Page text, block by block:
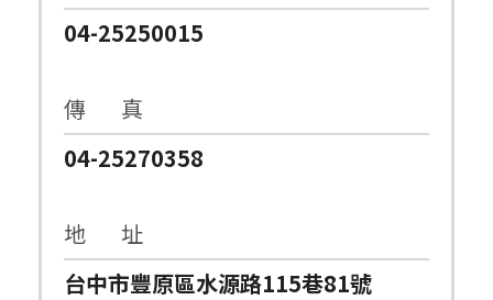
04-25250015
傳 真
04-25270358
地 址
台中市豐原區水源路115巷81號